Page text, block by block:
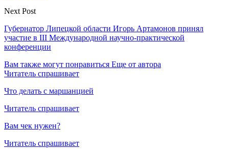
Next Post
Губернатор Липецкой области Игорь Артамонов принял
участие в III Международной научно-практической
конференции
Вам также могут понравиться Еще от автора
Читатель спрашивает
Что делать с маршанцией
Читатель спрашивает
Вам чек нужен?
Читатель спрашивает